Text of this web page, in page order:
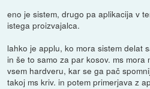
eno je sistem, drugo pa aplikacija v
istega proizvajalca.
lahko je applu, ko mora sistem delat
in še to samo za par kosov. ms mora
vsem hardveru, kar se ga pač
takoj ms kriv. in potem primerjava z